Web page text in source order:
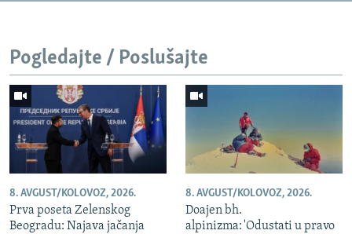
Pogledajte / Poslušajte
8. AVGUST/KOLOVOZ, 2026.
Prva poseta Zelenskog
Beogradu: Najava jačanja
8. AVGUST/KOLOVOZ, 2026.
Doajen bh.
alpinizma: 'Odustati u pravo